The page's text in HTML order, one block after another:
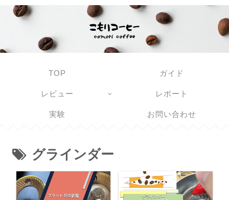
TOP ガイド
レビュー レポート
実験 お問い合わせ
グラインダー